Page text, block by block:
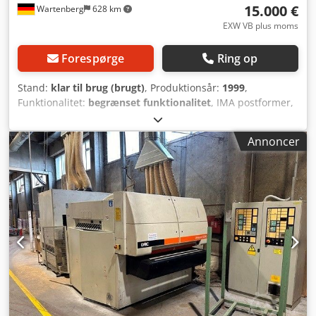
Wartenberg 628 km 15.000 €
EXW VB plus moms
Forespørge Ring op
Stand: klar til brug (brugt), Produktionsår: 1999,
Funktionalitet: begrænset funktionalitet, IMA postformer,
årg. 1999 Smeltegrudedispensere til flade- og
hjørnelimning medfølger ikke. Den tilbudte maskine
sælges som brugt anlæg. Salget sker med udelukkelse af
ethvert ansvar for materielle mangler. Maskinen sælges
som beset og uden nogen form for garanti. Sælger yder
ingen garanti for funktionalitet, ydelse eller egnethed til et
bestemt formål. Ansvarsfraskrivelse Ethvert ansvar for
materielle mangler er udelukket. Dette gælder ikke for
skader, der skyldes skade på liv, krop eller helbred samt
ved forsætlig eller groft uagtsom adfærd fra sælgers side.
Demontering og transport Demontering af maskinen
foretages af køber for egen regning og risiko. Køber
påtager sig alle omkostninger og risici for afmontering,
læsning og transport. Risikoovergang Risikoen overgår
Annoncer